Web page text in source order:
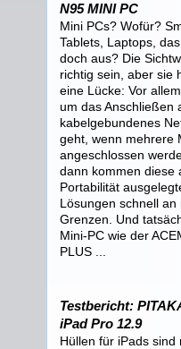
N95 MINI PC
Mini PCs? Wofür?
Tablets, Laptops,
doch aus? Die
richtig sein, aber sie
eine Lücke: Vor
um das Anschließen
kabelgebundenes
geht, wenn mehrere
angeschlossen
dann kommen diese
Portabilität
Lösungen schnell an
Grenzen. Und
Mini-PC wie der
PLUS ...
Testbericht:
iPad Pro 12.9
Hüllen für iPads sind